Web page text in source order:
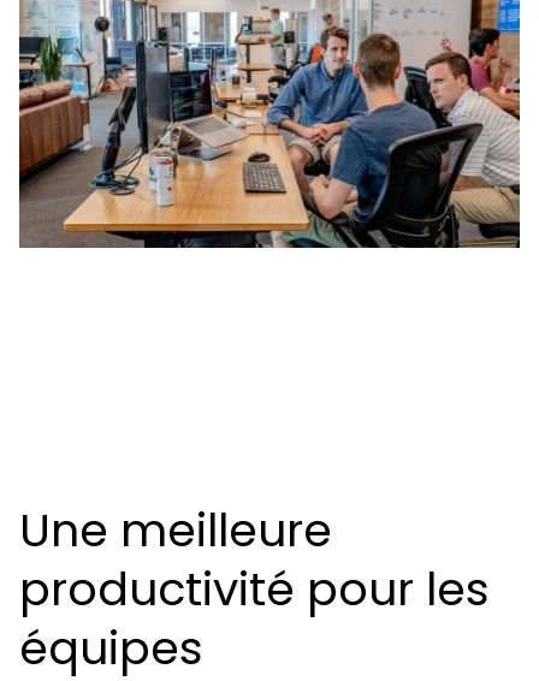
Une meilleure
productivité pour les
équipes